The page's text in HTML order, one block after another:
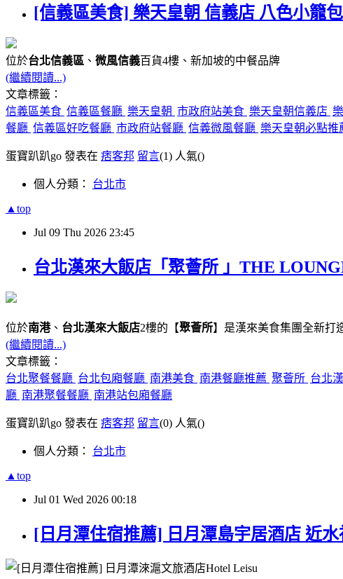
[信義區美食] 樂天皇朝 信義店 八色小籠
位於台北信義區 、 微風信義百貨4樓、新加坡的中餐品牌
(繼續閱讀...)
文章標籤：
信義區美食 信義區餐廳 樂天皇朝 市政府站美食 樂天皇朝信義店
餐廳 信義區好吃餐廳 市政府站餐廳 信義微風餐廳 樂天皇朝必點推
蛋寶趴趴go 發表在 痞客邦 留言(1) 人氣()
個人分類： 台北市
▲top
Jul 09 Thu 2026 23:45
台北漢來大飯店「聚薈所 」THE
位於南港、 台北漢來大飯店2樓的【聚薈所】是漢來美食集團全新打
(繼續閱讀...)
文章標籤：
台北聚餐餐廳 台北包廂餐廳 南港美食 南港餐廳推薦 聚薈所 台北
廳 南港聚餐餐廳 南港站包廂餐廳
蛋寶趴趴go 發表在 痞客邦 留言(0) 人氣()
個人分類： 台北市
▲top
Jul 01 Wed 2026 00:18
[日月潭住宿推薦] 日月潭島宇居酒店 近水